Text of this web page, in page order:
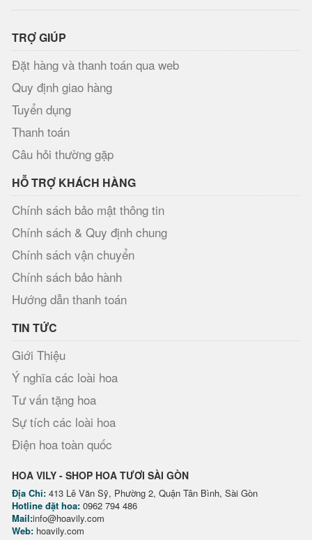
TRỢ GIÚP
Đặt hàng và thanh toán qua web
Quy định giao hàng
Tuyển dụng
Thanh toán
Câu hỏi thường gặp
HỖ TRỢ KHÁCH HÀNG
Chính sách bảo mật thông tin
Chính sách & Quy định chung
Chính sách vận chuyển
Chính sách bảo hành
Hướng dẫn thanh toán
TIN TỨC
Giới Thiệu
Ý nghĩa các loài hoa
Tư vấn tặng hoa
Sự tích các loài hoa
Điện hoa toàn quốc
HOA VILY - SHOP HOA TƯƠI SÀI GÒN
Địa Chỉ: 413 Lê Văn Sỹ, Phường 2, Quận Tân Bình, Sài Gòn
Hotline đặt hoa: 0962 794 486
Mail:info@hoavily.com
Web: hoavily.com